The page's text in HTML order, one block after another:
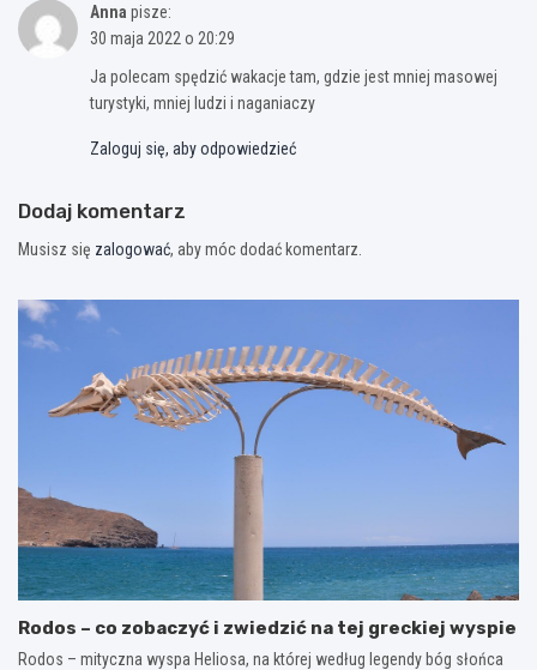
Anna pisze:
30 maja 2022 o 20:29
Ja polecam spędzić wakacje tam, gdzie jest mniej masowej
turystyki, mniej ludzi i naganiaczy
Zaloguj się, aby odpowiedzieć
Dodaj komentarz
Musisz się zalogować, aby móc dodać komentarz.
Rodos – co zobaczyć i zwiedzić na tej greckiej wyspie
Rodos – mityczna wyspa Heliosa, na której według legendy bóg słońca